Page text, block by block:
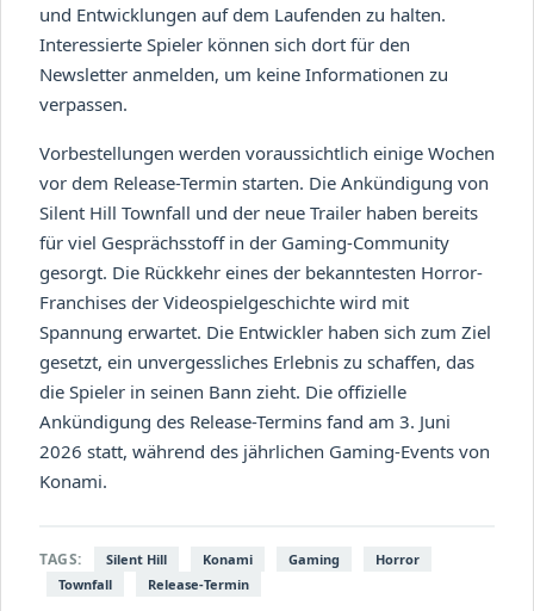
und Entwicklungen auf dem Laufenden zu halten.
Interessierte Spieler können sich dort für den
Newsletter anmelden, um keine Informationen zu
verpassen.
Vorbestellungen werden voraussichtlich einige Wochen
vor dem Release-Termin starten. Die Ankündigung von
Silent Hill Townfall und der neue Trailer haben bereits
für viel Gesprächsstoff in der Gaming-Community
gesorgt. Die Rückkehr eines der bekanntesten Horror-
Franchises der Videospielgeschichte wird mit
Spannung erwartet. Die Entwickler haben sich zum Ziel
gesetzt, ein unvergessliches Erlebnis zu schaffen, das
die Spieler in seinen Bann zieht. Die offizielle
Ankündigung des Release-Termins fand am 3. Juni
2026 statt, während des jährlichen Gaming-Events von
Konami.
TAGS: Silent Hill Konami Gaming
Horror
Townfall
Release-Termin